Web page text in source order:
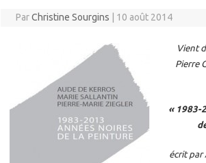
ParChristine Sourgins 10 août 2014
Vient
Pierre
« 1983-
écrit par